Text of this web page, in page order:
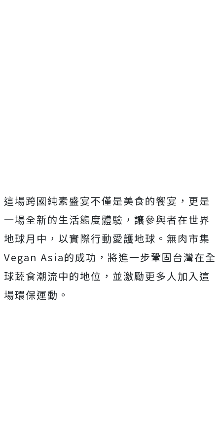
這場跨國純素盛宴不僅是美食的饗宴，更是
一場全新的生活態度體驗，讓參與者在世界
地球月中，以實際行動愛護地球。無肉市集
Vegan Asia的成功，將進一步鞏固台灣在全
球蔬食潮流中的地位，並激勵更多人加入這
場環保運動。